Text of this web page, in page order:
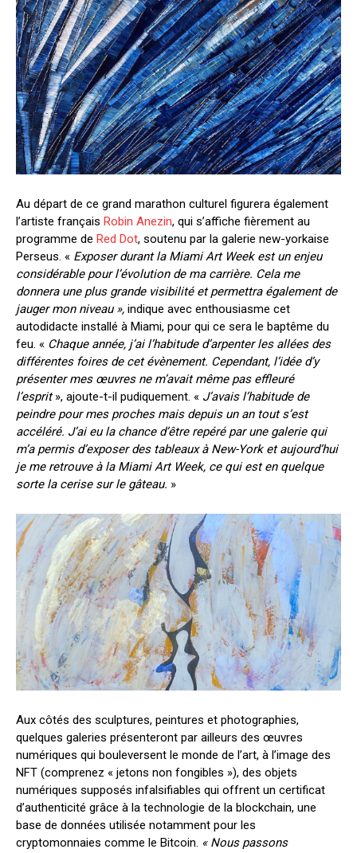
Au départ de ce grand marathon culturel figurera également
l’artiste français Robin Anezin, qui s’affiche fièrement au
programme de Red Dot, soutenu par la galerie new-yorkaise
Perseus. « Exposer durant la Miami Art Week est un enjeu
considérable pour l’évolution de ma carrière. Cela me
donnera une plus grande visibilité et permettra également de
jauger mon niveau », indique avec enthousiasme cet
autodidacte installé à Miami, pour qui ce sera le baptême du
feu. « Chaque année, j’ai l’habitude d’arpenter les allées des
différentes foires de cet évènement. Cependant, l’idée d’y
présenter mes œuvres ne m’avait même pas effleuré
l’esprit», ajoute-t-il pudiquement. « J’avais l’habitude de
peindre pour mes proches mais depuis un an tout s’est
accéléré. J’ai eu la chance d’être repéré par une galerie qui
m’a permis d’exposer des tableaux à New-York et aujourd’hui
je me retrouve à la Miami Art Week, ce qui est en quelque
sorte la cerise sur le gâteau. »
Aux côtés des sculptures, peintures et photographies,
quelques galeries présenteront par ailleurs des œuvres
numériques qui bouleversent le monde de l’art, à l’image des
NFT (comprenez « jetons non fongibles »), des objets
numériques supposés infalsifiables qui offrent un certificat
d’authenticité grâce à la technologie de la blockchain, une
base de données utilisée notamment pour les
cryptomonnaies comme le Bitcoin. « Nous passons